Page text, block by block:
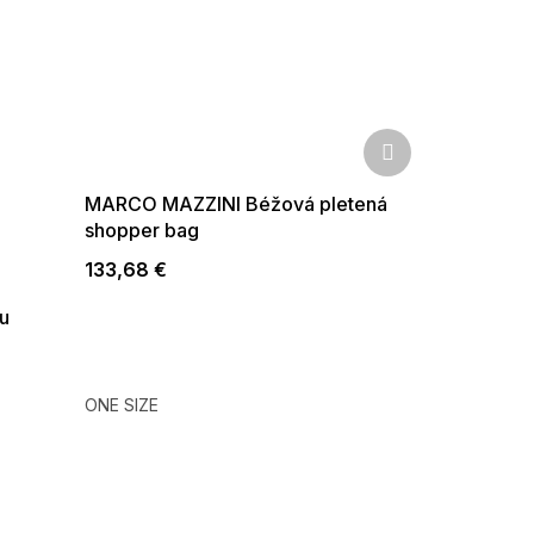
MARCO MAZZINI Béžová pletená
shopper bag
133,68 €
ONE SIZE
Ďalší
produkt